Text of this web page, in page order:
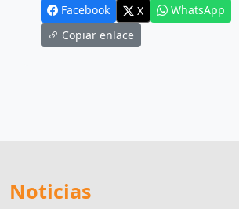
Facebook X
WhatsApp
Copiar enlace
Noticias